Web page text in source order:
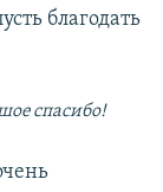
благодать
спасибо!